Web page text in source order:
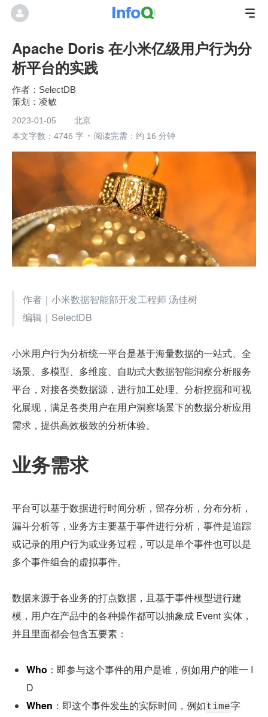
Apache Doris 在小米亿级用户行为分
析平台的实践
SelectDB
凌敏
2023-01-05
北京
本文字数：4746 字
阅读完需：约 16 分钟
作者｜小米数据智能部开发工程师 汤佳树
编辑｜SelectDB
小米用户行为分析统一平台是基于海量数据的一站式、全
场景、多模型、多维度、自助式大数据智能洞察分析服务
平台，对接各类数据源，进行加工处理、分析挖掘和可视
化展现，满足各类用户在用户洞察场景下的数据分析应用
需求，提供高效极致的分析体验。
业务需求
平台可以基于数据进行时间分析，留存分析，分布分析，
漏斗分析等，业务方主要基于事件进行分析，事件是追踪
或记录的用户行为或业务过程，可以是单个事件也可以是
多个事件组合的虚拟事件。
数据来源于各业务的打点数据，且基于事件模型进行建
模，用户在产品中的各种操作都可以抽象成 Event 实体，
并且里面都会包含五要素：
Who ：即参与这个事件的用户是谁，例如用户的唯一 I
D
When ：即这个事件发生的实际时间，例如time字